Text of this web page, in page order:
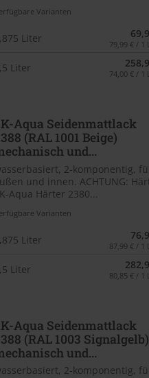
Varianten
Liter 79,99 € / 1
Liter 74,00 € / 1
Aqua Seidenmattlack
(RAL 1001 Beige)
und...
2-komponentig,
und innen. ACHTUNG:
Aqua Härter 2380...
Varianten
Liter 87,99 € / 1
Liter 80,85 € / 1
Aqua Seidenmattlack
(RAL 1003 Signalgelb)
und...
2-komponentig,